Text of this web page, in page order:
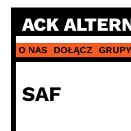
Skip
content
ACK
O NAS DOŁĄCZ GRUPY
SAF